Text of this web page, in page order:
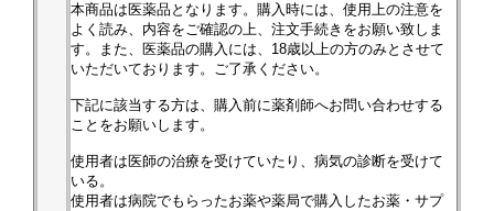
本商品は医薬品となります。購入時には、使用上の注意を
よく読み、内容をご確認の上、注文手続きをお願い致しま
す。また、医薬品の購入には、18歳以上の方のみとさせて
いただいております。ご了承ください。
下記に該当する方は、購入前に薬剤師へお問い合わせする
ことをお願いします。
使用者は医師の治療を受けていたり、病気の診断を受けて
いる。
使用者は病院でもらったお薬や薬局で購入したお薬・サプ